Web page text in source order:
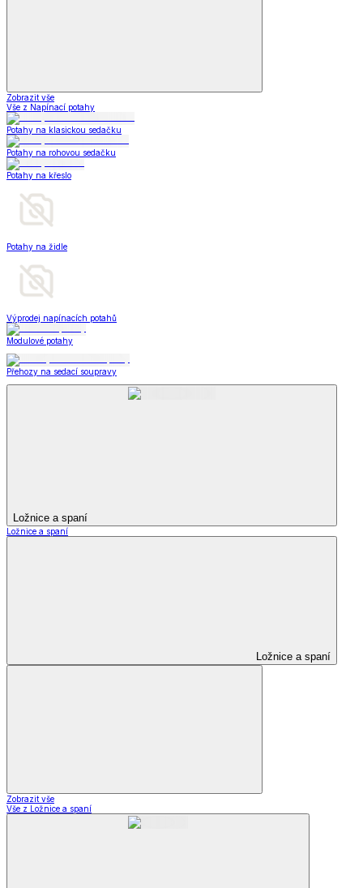
Zobrazit vše
Vše z Napínací potahy
Potahy na klasickou sedačku
Potahy na rohovou sedačku
Potahy na křeslo
Potahy na židle
Výprodej napínacích potahů
Modulové potahy
Přehozy na sedací soupravy
Ložnice a spaní
Ložnice a spaní
Ložnice a spaní
Zobrazit vše
Vše z Ložnice a spaní